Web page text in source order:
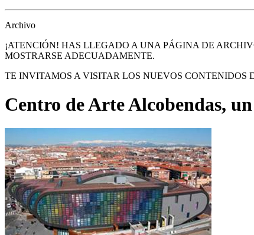
Archivo
¡ATENCIÓN! HAS LLEGADO A UNA PÁGINA DE
MOSTRARSE ADECUADAMENTE.
TE INVITAMOS A VISITAR LOS NUEVOS CONTENIDOS
Centro de Arte Alcobendas,